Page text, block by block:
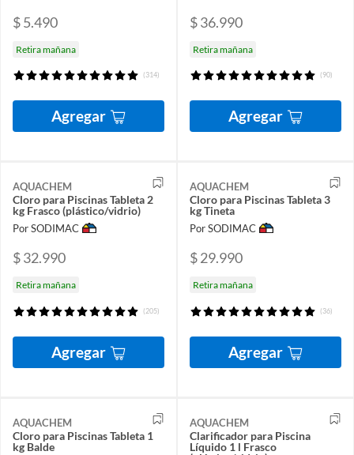
$ 5.490
Retira mañana
(314)
Agregar
$ 36.990
Retira mañana
(90)
Agregar
AQUACHEM
Cloro para Piscinas Tableta 2
kg Frasco (plástico/vidrio)
Por SODIMAC
$ 32.990
Retira mañana
(205)
Agregar
AQUACHEM
Cloro para Piscinas Tableta 3
kg Tineta
Por SODIMAC
$ 29.990
Retira mañana
(36)
Agregar
AQUACHEM
Cloro para Piscinas Tableta 1
kg Balde
AQUACHEM
Clarificador para Piscina
Líquido 1 l Frasco